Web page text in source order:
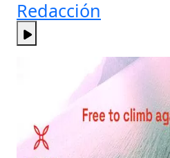
Redacción